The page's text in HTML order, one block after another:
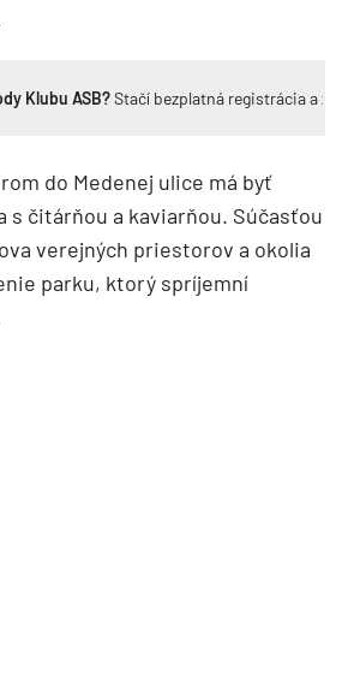
Klubu ASB?Stačí bezplatná registrácia a
do Medenej ulice má byť
s čitárňou a kaviarňou. Súčasťou
verejných priestorov a okolia
parku, ktorý spríjemní